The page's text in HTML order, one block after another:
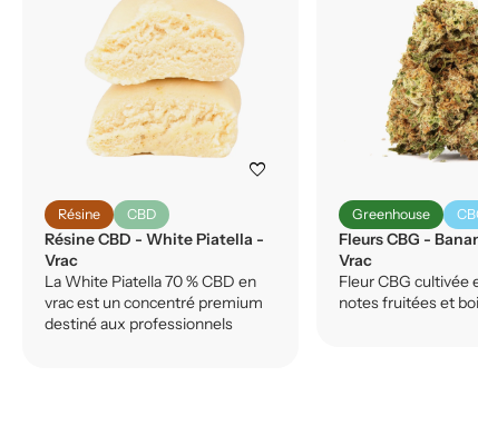
favorite
Résine CBD
Résine CBD - White Piatella -
Vrac
La White Piatella 70 % CBD en
vrac est un concentré premium
destiné aux professionnels
Greenhouse
Fleurs CBG -
Vrac
Fleur CBG cultivée
notes fruitées et